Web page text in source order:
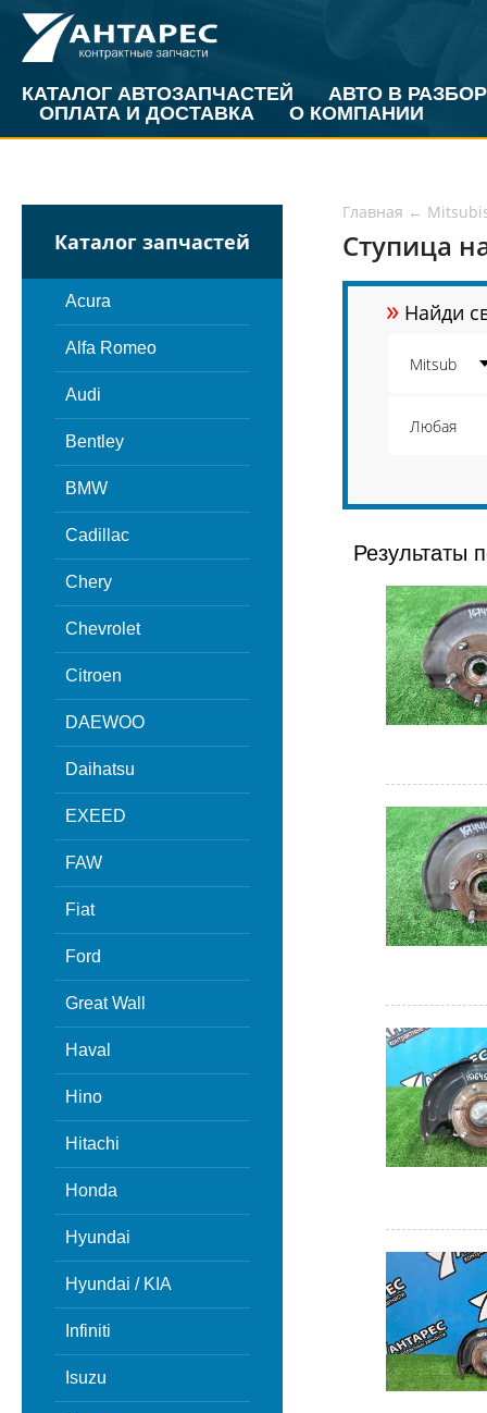
КАТАЛОГ АВТОЗАПЧАСТЕЙ
АВТО В РАЗБОР
ОПЛАТА И ДОСТАВКА
О КОМПАНИИ
Каталог запчастей
Acura
Alfa Romeo
Audi
Bentley
BMW
Cadillac
Chery
Chevrolet
Citroen
DAEWOO
Daihatsu
EXEED
FAW
Fiat
Ford
Great Wall
Haval
Hino
Hitachi
Honda
Hyundai
Hyundai / KIA
Infiniti
Isuzu
Главная ←
Ступица
» Найди
Результаты